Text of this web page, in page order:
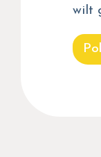
wilt